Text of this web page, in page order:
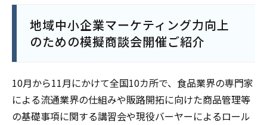
地域中小企業マーケティング力向上
のための模擬商談会開催ご紹介
10月から11月にかけて全国10カ所で、食品業界の専門家
による流通業界の仕組みや販路開拓に向けた商品管理等
の基礎事項に関する講習会や現役バーヤーによるロール